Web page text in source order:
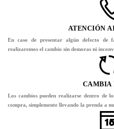
ATENCIÓN
En caso de presentar algún defecto de
realizaremos el cambio sin demoras ni
CAMBIA
Los cambios pueden realizarse dentro de
compra, simplemente llevando la prenda a